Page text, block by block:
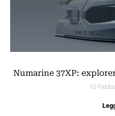
Numarine 37XP:
10